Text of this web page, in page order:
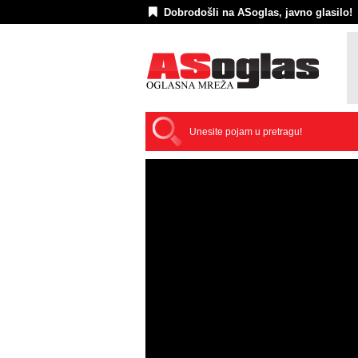
Dobrodošli na ASoglas, javno glasilo!